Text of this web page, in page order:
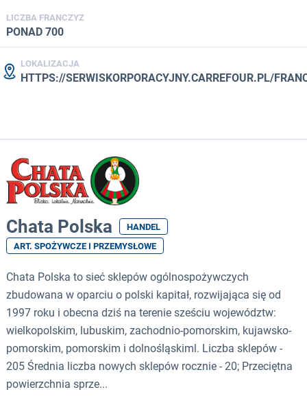
LICZBA FRANCZYZ
PONAD 700
LOKALIZACJA
HTTPS://SERWISKORPORACYJNY.CARREFOUR.PL/
Chata Polska
HANDEL
ART. SPOŻYWCZE I PRZEMYSŁOWE
Chata Polska to sieć sklepów ogólnospożywczych
zbudowana w oparciu o polski kapitał, rozwijająca się od
1997 roku i obecna dziś na terenie sześciu województw:
wielkopolskim, lubuskim, zachodnio-pomorskim, kujawsko-
pomorskim, pomorskim i dolnośląskiml. Liczba sklepów -
205 Średnia liczba nowych sklepów rocznie - 20; Przeciętna
powierzchnia sprze...